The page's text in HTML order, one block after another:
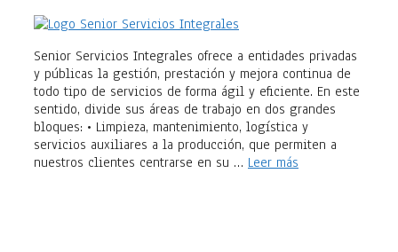
Senior Servicios Integrales ofrece a entidades privadas
y públicas la gestión, prestación y mejora continua de
todo tipo de servicios de forma ágil y eficiente. En este
sentido, divide sus áreas de trabajo en dos grandes
bloques: • Limpieza, mantenimiento, logística y
servicios auxiliares a la producción, que permiten a
nuestros clientes centrarse en su … Leer más